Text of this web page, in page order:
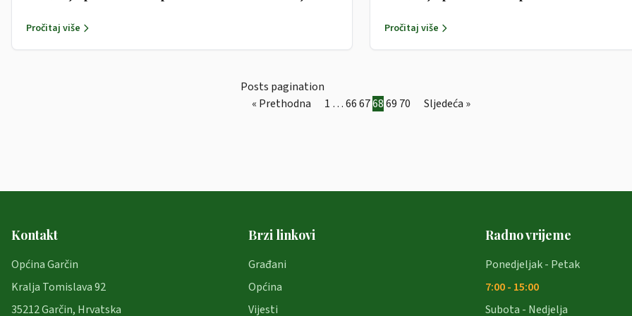
Pročitaj više Pročitaj više
Posts pagination
« Prethodna
1 …66676869 70 Sljedeća »
Kontakt
Općina Garčin
Kralja Tomislava 92
35212 Garčin, Hrvatska
Brzi linkovi
Građani
Općina
Vijesti
Radno vrijeme
Ponedjeljak - Petak
7:00 - 15:00
Subota - Nedjelja